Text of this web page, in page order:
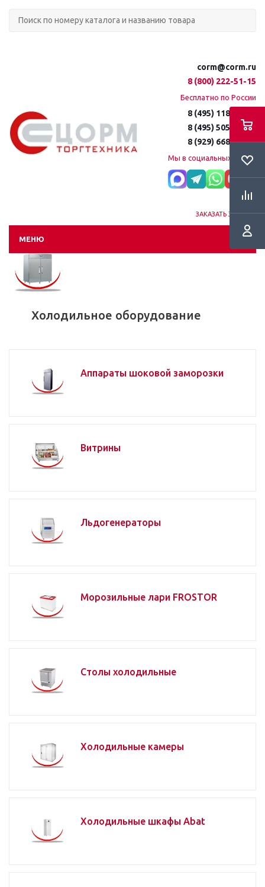
corm@corm.ru
8 (800) 222-51-15
Бесплатно по России
8 (495) 118-61-16
8 (495) 505-51-15
8 (929) 668-95-35
Мы в социальных сетях:
ЗАКАЗАТЬ ЗВОНОК
МЕНЮ
Холодильное оборудование
Аппараты шоковой заморозки
Витрины
Льдогенераторы
Морозильные лари FROSTOR
Столы холодильные
Холодильные камеры
Холодильные шкафы Abat